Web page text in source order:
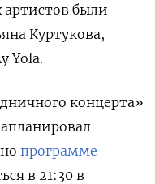
артистов были
Куртукова,
Yola.
концерта»
программе
в 21:30 в